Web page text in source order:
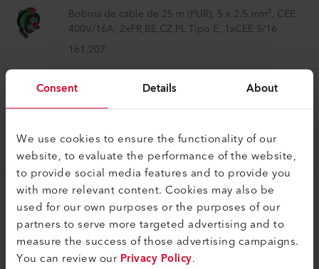
Consent Details About
We use cookies to ensure the functionality of our
website, to evaluate the performance of the website,
to provide social media features and to provide you
with more relevant content. Cookies may also be
used for our own purposes or the purposes of our
partners to serve more targeted advertising and to
measure the success of those advertising campaigns.
You can review ourPrivacy Policy.
Bobina de cable de 25 m (PUR), 5 x 2.5 mm², CEE
400V/16A; 2xFR,BE,CZ,PL Tipo E, 1xCEE 5/16
161.207
230V/16A; 4xEU 3/16
164.048
El rollo de cable...
Cable de extensión de 15 m (PUR), 3 x 2.5 mm², T13
(IP55)
166.208